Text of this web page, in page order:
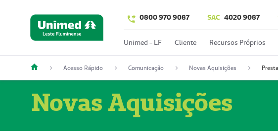
0800 970 9087 SAC 4020 9087
Unimed - LF Cliente Recursos Próprios
Acesso Rápido Comunicação Novas Aquisições
Novas Aquisições